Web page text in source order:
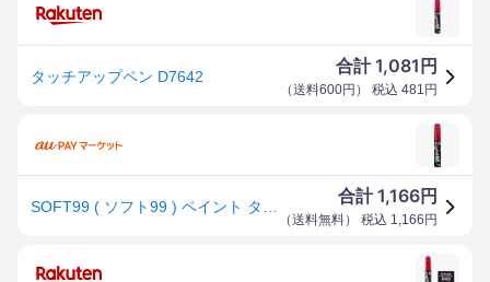
タッチアップペン D7642
合計1,081 円
（送料600円 ） 税込 481 円
合計1,166円
（送料無料） 税込 1,166 円